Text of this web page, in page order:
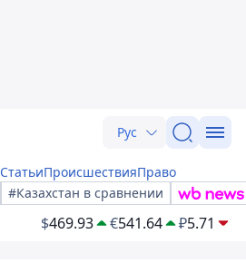
Рус
СтатьиПроисшествияПраво
#Казахстан в сравнении
$469.93 €541.64 ₽5.71